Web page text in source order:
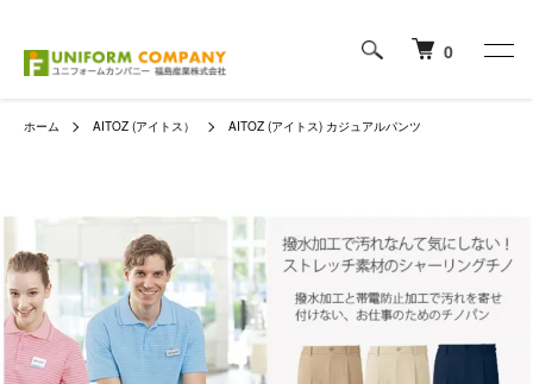
0
ホーム AITOZ (アイトス） AITOZ (アイトス) カジュアルパンツ